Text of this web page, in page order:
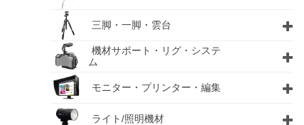
三脚・一脚・雲台
機材サポート・リグ・システ
ム
モニター・プリンター・編集
ライト/照明機材